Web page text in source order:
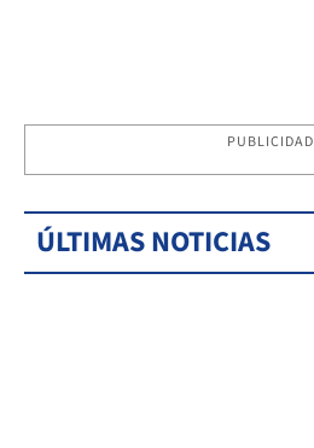
PUBLICIDAD
ÚLTIMAS NOTICIAS